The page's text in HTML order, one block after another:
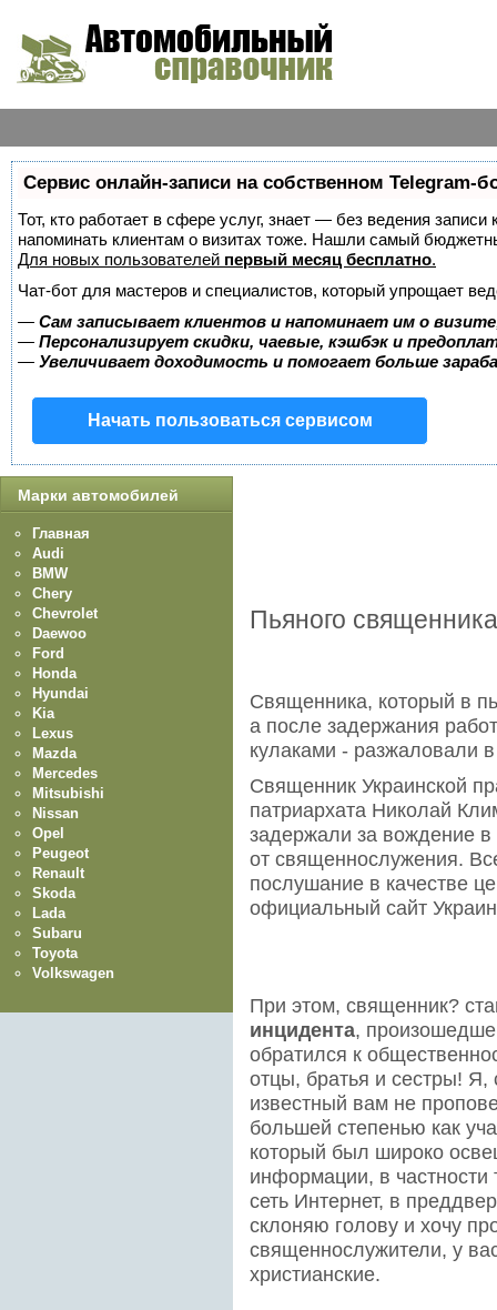
Сервис онлайн-записи на собственном Telegram-
Тот, кто работает в сфере услуг, знает — без ведения
напоминать клиентам о визитах тоже. Нашли самый
Для новых пользователей первый месяц бесплатно.
Чат-бот для мастеров и специалистов, который упрощает
— Сам записывает клиентов и напоминает им о
— Персонализирует скидки, чаевые, кэшбэк и
— Увеличивает доходимость и помогает больше
Начать пользоваться сервисом
Пьяного
Священника, который в
а после задержания
кулаками - разжаловали
Священник Украинской
патриархата Николай
задержали за вождение
от священнослужения.
послушание в качестве
официальный сайт
При этом, священник?
инцидента,
обратился к
отцы, братья и сестры!
известный вам не
большей степенью как
который был широко
информации, в
сеть Интернет, в
склоняю голову и хочу
священнослужители, у
христианские.
Марки автомобилей
Главная
Audi
BMW
Chery
Chevrolet
Daewoo
Ford
Honda
Hyundai
Kia
Lexus
Mazda
Mercedes
Mitsubishi
Nissan
Opel
Peugeot
Renault
Skoda
Lada
Subaru
Toyota
Volkswagen